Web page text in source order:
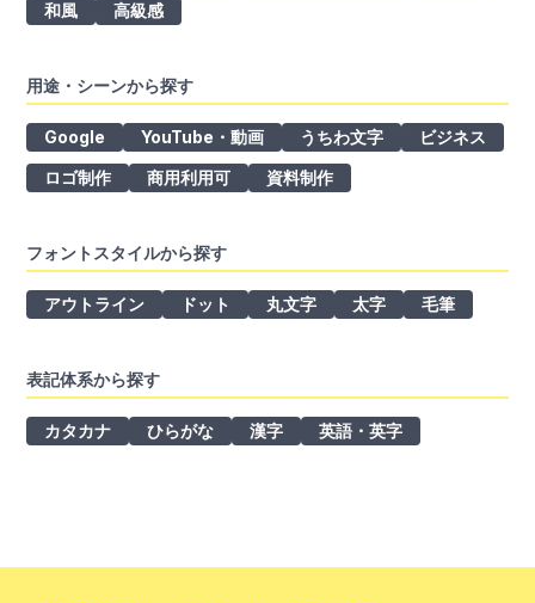
和風
高級感
用途・シーンから探す
Google YouTube・動画 うちわ文字
ビジネス
ロゴ制作
商用利用可 資料制作
フォントスタイルから探す
アウトライン ドット 丸文字 太字 毛筆
表記体系から探す
カタカナ ひらがな 漢字 英語・英字